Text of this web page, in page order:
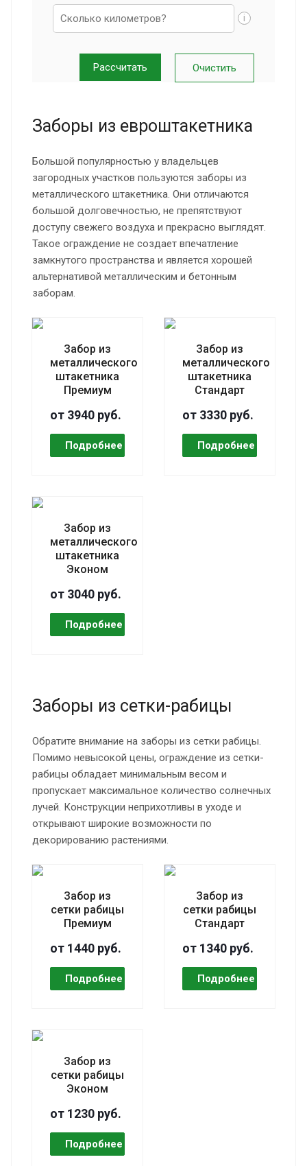
i
Заборы из евроштакетника
Большой популярностью у владельцев
загородных участков пользуются заборы из
металлического штакетника. Они отличаются
большой долговечностью, не препятствуют
доступу свежего воздуха и прекрасно выглядят.
Такое ограждение не создает впечатление
замкнутого пространства и является хорошей
альтернативой металлическим и бетонным
заборам.
Забор из
металлического
штакетника
Премиум
от 3940 руб.
Забор из
металлического
штакетника
Стандарт
от 3330 руб.
Забор из
металлического
штакетника
Эконом
от 3040 руб.
Заборы из сетки-рабицы
Обратите внимание на заборы из сетки рабицы.
Помимо невысокой цены, ограждение из сетки-
рабицы обладает минимальным весом и
пропускает максимальное количество солнечных
лучей. Конструкции неприхотливы в уходе и
открывают широкие возможности по
декорированию растениями.
Забор из
сетки рабицы
Премиум
от 1440 руб.
Забор из
сетки рабицы
Стандарт
от 1340 руб.
Забор из
сетки рабицы
Эконом
от 1230 руб.